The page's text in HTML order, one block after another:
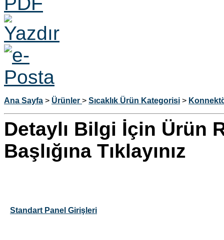
Ana Sayfa > Ürünler > Sıcaklık Ürün Kategorisi >
Detaylı Bilgi İçin Ürün
Başlığına Tıklayınız
Standart Panel Girişleri